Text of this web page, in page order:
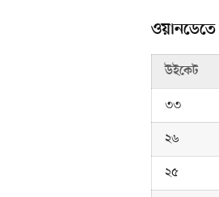
ওয়ানডেতে
উইকেট
৩৩
২৬
২৫